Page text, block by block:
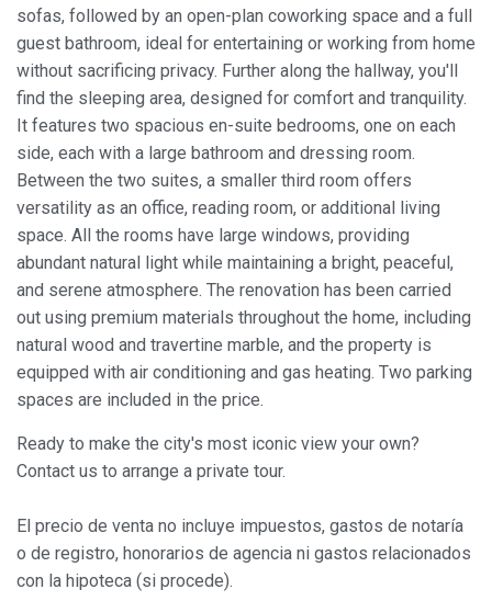
sofas, followed by an open-plan coworking space and a full
guest bathroom, ideal for entertaining or working from home
without sacrificing privacy. Further along the hallway, you'll
find the sleeping area, designed for comfort and tranquility.
It features two spacious en-suite bedrooms, one on each
side, each with a large bathroom and dressing room.
Between the two suites, a smaller third room offers
versatility as an office, reading room, or additional living
space. All the rooms have large windows, providing
abundant natural light while maintaining a bright, peaceful,
and serene atmosphere. The renovation has been carried
out using premium materials throughout the home, including
natural wood and travertine marble, and the property is
equipped with air conditioning and gas heating. Two parking
spaces are included in the price.
Ready to make the city's most iconic view your own?
Contact us to arrange a private tour.
El precio de venta no incluye impuestos, gastos de notaría
o de registro, honorarios de agencia ni gastos relacionados
con la hipoteca (si procede).
Modificar cookies
Técnicas y funcionales
Siempre activas
Este sitio web utiliza Cookies propias para recopilar
información con la finalidad de mejorar nuestros servicios.
Si continua navegando, supone la aceptación de la
instalación de las mismas. El usuario tiene la posibilidad
de configurar su navegador pudiendo, si así lo desea,
impedir que sean instaladas en su disco duro, aunque
deberá tener en cuenta que dicha acción podrá ocasionar
dificultades de navegación de la página web.
Analíticas y personalización
Permiten realizar el seguimiento y análisis del
comportamiento de los usuarios de este sitio web. La
información recogida mediante este tipo de cookies se
elaboración de perfiles de navegación de los usuarios con
el fin de introducir mejoras en función del análisis de los
datos de uso que hacen los usuarios del servicio. Permiten
guardar la información de preferencia del usuario para
mejorar la calidad de nuestros servicios y para ofrecer una